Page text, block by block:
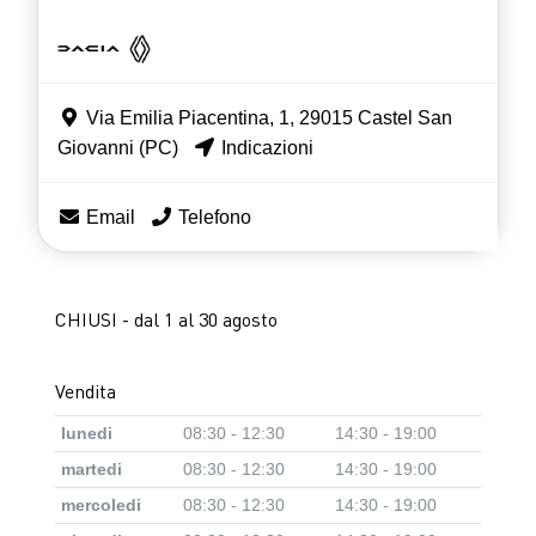
Via Emilia Piacentina, 1, 29015 Castel San
Giovanni (PC)
Indicazioni
Email Telefono
CHIUSI - dal 1 al 30 agosto
Vendita
lunedi 08:30 - 12:30
14:30 - 19:00
martedi
08:30 - 12:30
14:30 - 19:00
mercoledi
08:30 - 12:30
14:30 - 19:00